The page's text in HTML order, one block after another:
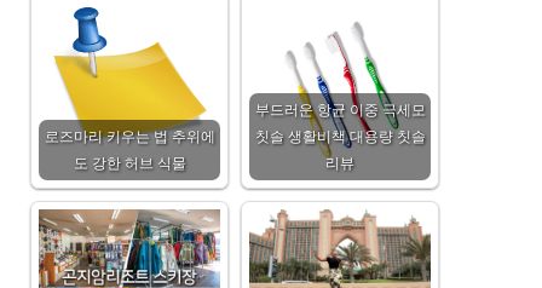
로즈마리 키우는 법 추위에
도 강한 허브 식물
부드러운 항균 이중 극세모
칫솔 생활비책 대용량 칫솔
리뷰